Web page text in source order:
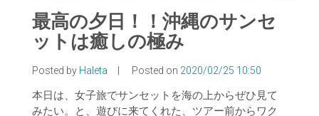
最高の夕日！！沖縄のサンセ
ットは癒しの極み
Posted by Haleta | Posted on 2020/02/25 10:50
本日は、女子旅でサンセットを海の上からぜひ見て
みたい。と、遊びに来てくれた、ツアー前からワク